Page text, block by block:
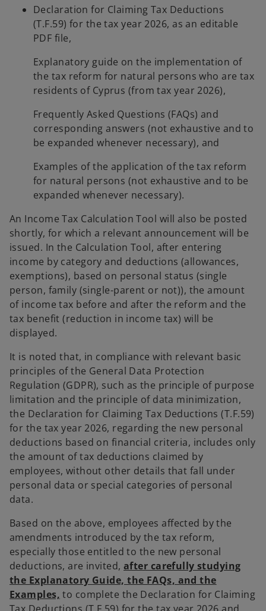
e
n
a
e
w
t
b
Declaration for Claiming Tax Deductions
(T.F.59) for the tax year 2026, as an editable
PDF file,
Explanatory guide on the implementation of
the tax reform for natural persons who are tax
residents of Cyprus (from tax year 2026),
Frequently Asked Questions (FAQs) and
corresponding answers (not exhaustive and to
be expanded whenever necessary), and
Examples of the application of the tax reform
for natural persons (not exhaustive and to be
expanded whenever necessary).
An Income Tax Calculation Tool will also be posted
shortly, for which a relevant announcement will be
issued. In the Calculation Tool, after entering
income by category and deductions (allowances,
exemptions), based on personal status (single
person, family (single-parent or not)), the amount
of income tax before and after the reform and the
tax benefit (reduction in income tax) will be
displayed.
It is noted that, in compliance with relevant basic
principles of the General Data Protection
Regulation (GDPR), such as the principle of purpose
limitation and the principle of data minimization,
the Declaration for Claiming Tax Deductions (T.F.59)
for the tax year 2026, regarding the new personal
deductions based on financial criteria, includes only
the amount of tax deductions claimed by
employees, without other details that fall under
personal data or special categories of personal
data.
Based on the above, employees affected by the
amendments introduced by the tax reform,
especially those entitled to the new personal
deductions, are invited,after carefully studying
the Explanatory Guide, the FAQs, and the
Examples, to complete the Declaration for Claiming